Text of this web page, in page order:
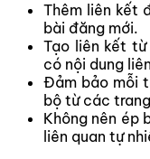
Thêm liên kết
bài đăng mới.
Tạo liên kết
có nội dung
Đảm bảo mỗi
bộ từ các
Không nên ép
liên quan tự